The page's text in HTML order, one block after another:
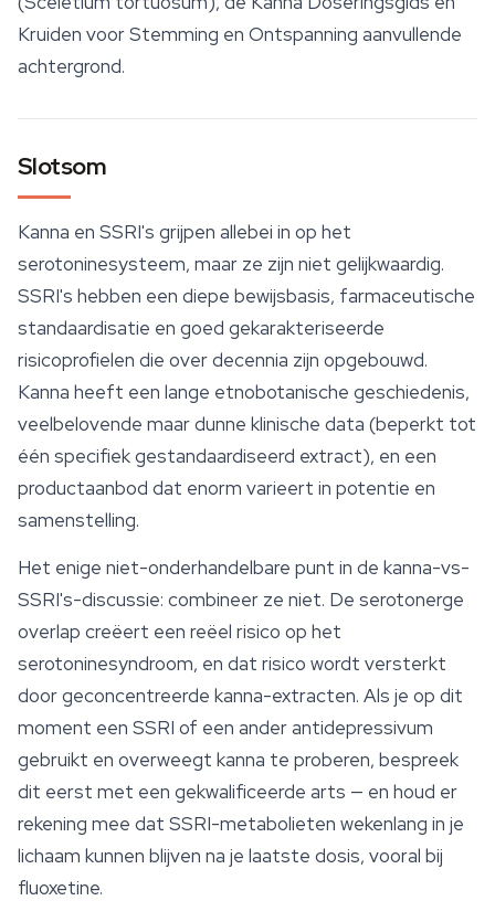
Kruiden voor Stemming en Ontspanning aanvullende
achtergrond.
Slotsom
Kanna en SSRI's grijpen allebei in op het
serotoninesysteem, maar ze zijn niet gelijkwaardig.
SSRI's hebben een diepe bewijsbasis, farmaceutische
standaardisatie en goed gekarakteriseerde
risicoprofielen die over decennia zijn opgebouwd.
Kanna heeft een lange etnobotanische geschiedenis,
veelbelovende maar dunne klinische data (beperkt tot
één specifiek gestandaardiseerd extract), en een
productaanbod dat enorm varieert in potentie en
samenstelling.
Het enige niet-onderhandelbare punt in de kanna-vs-
SSRI's-discussie: combineer ze niet. De serotonerge
overlap creëert een reëel risico op het
serotoninesyndroom, en dat risico wordt versterkt
door geconcentreerde kanna-extracten. Als je op dit
moment een SSRI of een ander antidepressivum
gebruikt en overweegt kanna te proberen, bespreek
dit eerst met een gekwalificeerde arts — en houd er
rekening mee dat SSRI-metabolieten wekenlang in je
lichaam kunnen blijven na je laatste dosis, vooral bij
fluoxetine.